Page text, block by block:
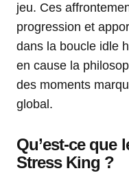
jeu. Ces
progression et
dans la boucle idle
en cause la
des moments
global.
Qu’est-ce que
Stress King ?